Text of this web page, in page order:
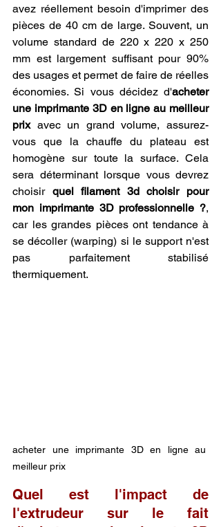
avez réellement besoin d'imprimer des
pièces de 40 cm de large. Souvent, un
volume standard de 220 x 220 x 250
mm est largement suffisant pour 90%
des usages et permet de faire de réelles
économies. Si vous décidez d'acheter
une imprimante 3D en ligne au meilleur
prix avec un grand volume, assurez-
vous que la chauffe du plateau est
homogène sur toute la surface. Cela
sera déterminant lorsque vous devrez
choisir quel filament 3d choisir pour
mon imprimante 3D professionnelle ?,
car les grandes pièces ont tendance à
se décoller (warping) si le support n'est
pas parfaitement stabilisé
thermiquement.
acheter une imprimante 3D en ligne au
meilleur prix
Quel est l'impact de
l'extrudeur sur le fait